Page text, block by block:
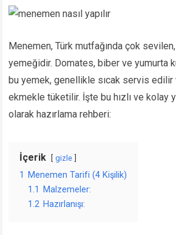
Menemen, Türk mutfağında çok
yemeğidir. Domates, biber ve yumurta
bu yemek, genellikle sıcak servis edilir
ekmekle tüketilir. İşte bu hızlı ve kolay
olarak hazırlama rehberi:
İçerik gizle
1
Menemen Tarifi (4 Kişilik)
1.1
Malzemeler:
1.2 Hazırlanışı: